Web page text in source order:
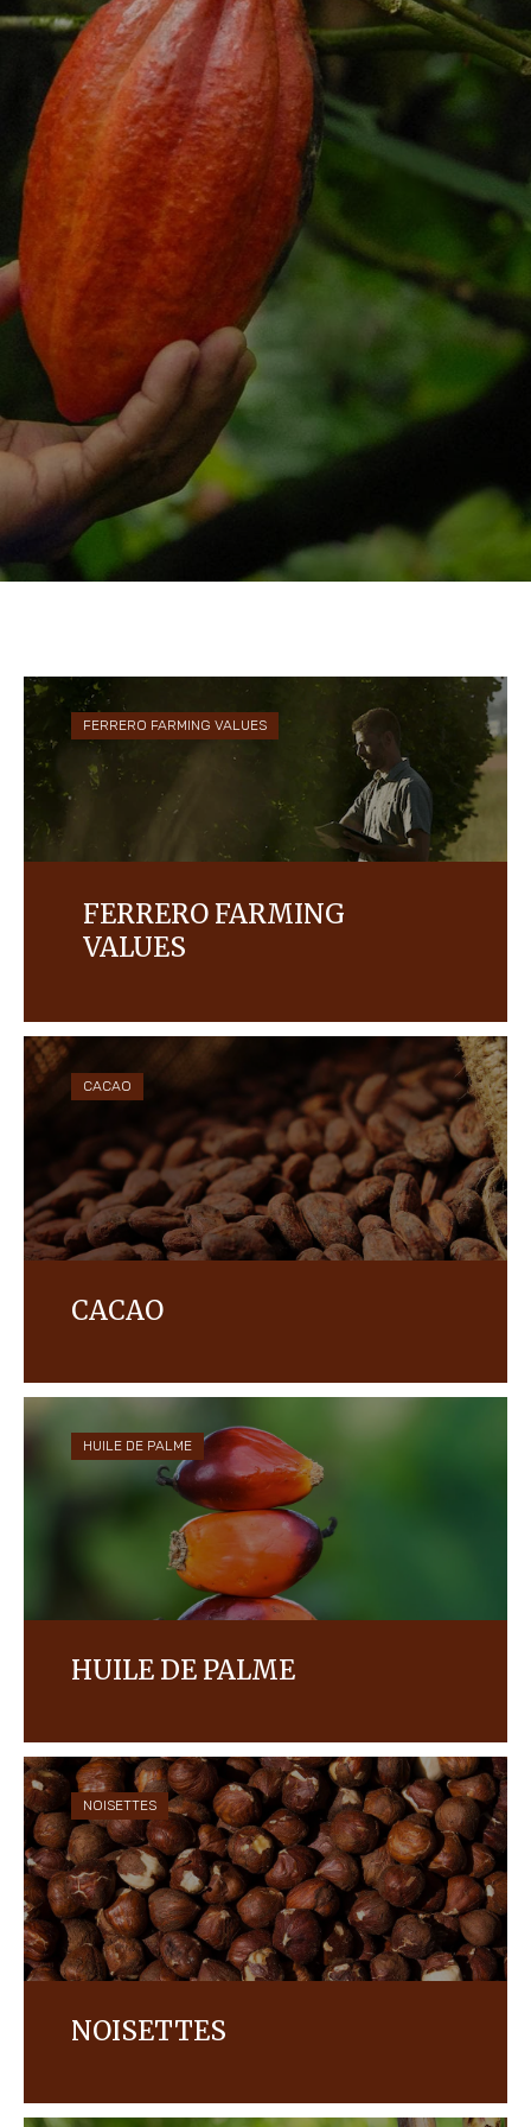
ACTUALITÉS ET NOUVELLES
FERRERO FARMING VALUES
FERRERO FARMING
VALUES
CACAO
CACAO
a responsible cocoa supply chain.
HUILE DE PALME
HUILE DE PALME
certification RSPO, séparée et traçable depuis les
plantations.
NOISETTES
NOISETTES
concerne nos noisettes.